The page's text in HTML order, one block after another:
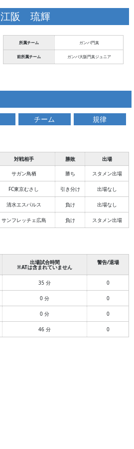
江阪 琉輝
所属チーム ガンバ門真
前所属チーム ガンバ大阪門真ジュニア
チーム 規律
対戦相手 勝敗 出場
サガン鳥栖 勝ち スタメン出場
FC東京むさし 引き分け 出場なし
清水エスパルス 負け 出場なし
サンフレッチェ広島 負け スタメン出場
出場試合時間
※ATは含まれていません
警告/退場
35 分 0
0 分 0
0 分 0
46 分 0